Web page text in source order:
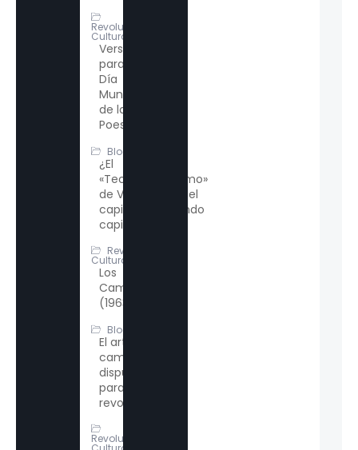
Revolución
Cultural
Versos
para el
Día
Mundial
de la
Poesía
Blogs
¿El
«Tecnofeudalismo»
de Varoufakis o el
capitalismo siendo
capitalismo?
Revolución
Cultural
Los
Camaradas
(1963)
Blogs
El arte: un
campo de
disputa
para la
revolución
Revolución